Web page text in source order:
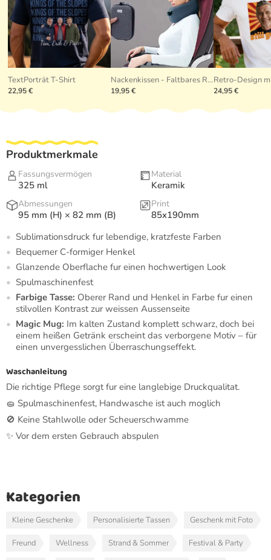
TextPorträt T-Shirt
22,95 €
Nackenkissen - Faltbares Reisekissen
19,95 €
Retro-Design
24,95 €
Kategorien
Kleine Geschenke Personalisierte Tassen Geschenk mit Foto
Freund Wellness Strand & Sommer Festival & Party
Produktmerkmale
Fassungsvermögen
325 ml
Material
Keramik
Abmessungen
95 mm (H) × 82 mm (B)
Print
85x190mm
Sublimationsdruck fur lebendige, kratzfeste Farben
Bequemer C-formiger Henkel
Glanzende Oberflache fur einen hochwertigen Look
Spulmaschinenfest
Farbige Tasse: Oberer Rand und Henkel in Farbe fur einen
stilvollen Kontrast zur weissen Aussenseite
Magic Mug: Im kalten Zustand komplett schwarz, doch bei
einem heißen Getränk erscheint das verborgene Motiv – für
einen unvergesslichen Überraschungseffekt.
Waschanleitung
Die richtige Pflege sorgt fur eine langlebige Druckqualitat.
🧽 Spulmaschinenfest, Handwasche ist auch moglich
🚫 Keine Stahlwolle oder Scheuerschwamme
✨ Vor dem ersten Gebrauch abspulen